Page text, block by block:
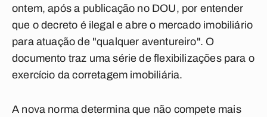
ontem, após a publicação no DOU, por entender
que o decreto é ilegal e abre o mercado imobiliário
para atuação de "qualquer aventureiro". O
documento traz uma série de flexibilizações para o
exercício da corretagem imobiliária.
A nova norma determina que não compete mais